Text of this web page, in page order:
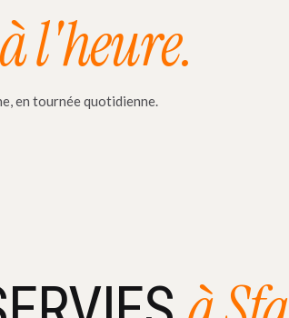
à l'heure.
en tournée quotidienne.